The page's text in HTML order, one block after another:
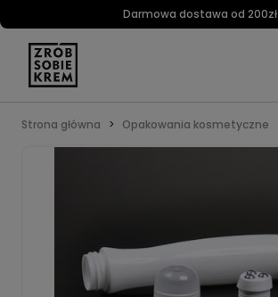
Darmowa dostawa od 200zł
Strona główna Opakowania kosmetyczne